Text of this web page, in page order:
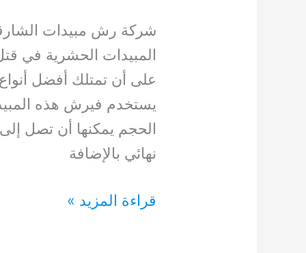
شركة رش مبيدات
المبيدات الحشرية في
على أن تمتلك أفضل
يستخدم فيرش هذه
الحجم يمكنها أن تصل
نهائي بالإضافة
شركة
قراءة المزيد »